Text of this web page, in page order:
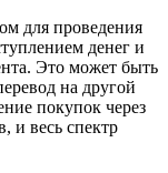
для проведения
денег и
Это может быть
на другой
покупок через
и весь спектр